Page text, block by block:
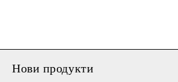
Нови продукти